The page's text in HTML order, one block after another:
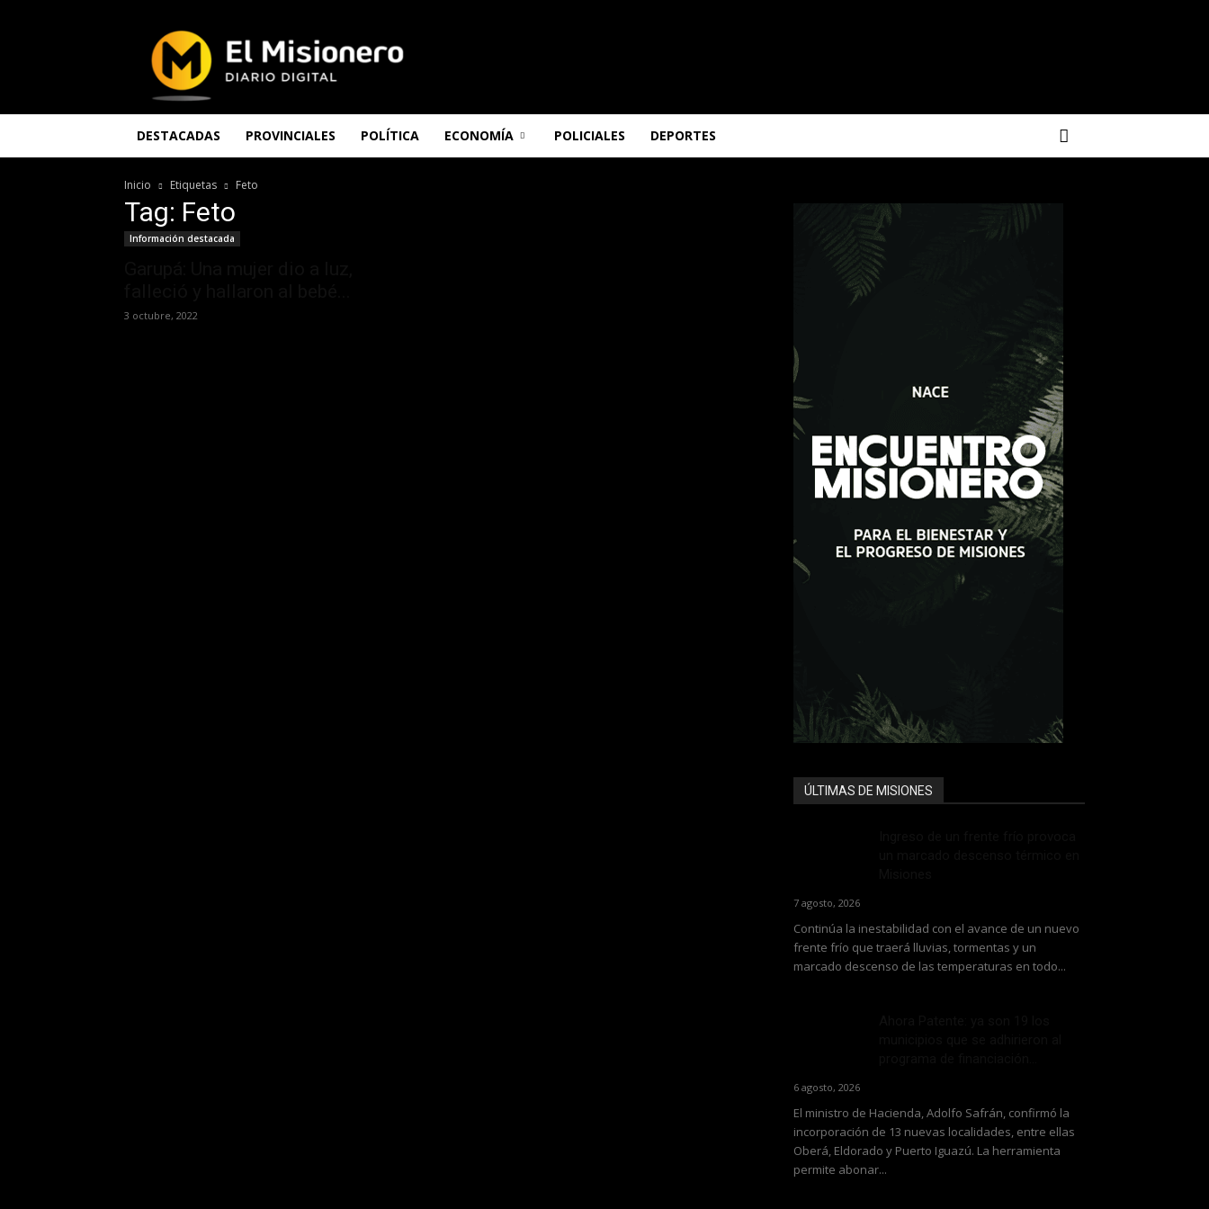
Misionero
DESTACADAS PROVINCIALES POLÍTICA ECONOMÍA POLICIALES DEPORTES
Inicio Etiquetas Feto
Tag: Feto
Información destacada
3 octubre, 2022
ÚLTIMAS DE MISIONES
7 agosto, 2026
Continúa la inestabilidad con el avance de un nuevo
frente frío que traerá lluvias, tormentas y un
marcado descenso de las temperaturas en todo...
6 agosto, 2026
El ministro de Hacienda, Adolfo Safrán, confirmó la
incorporación de 13 nuevas localidades, entre ellas
Oberá, Eldorado y Puerto Iguazú. La herramienta
permite abonar...